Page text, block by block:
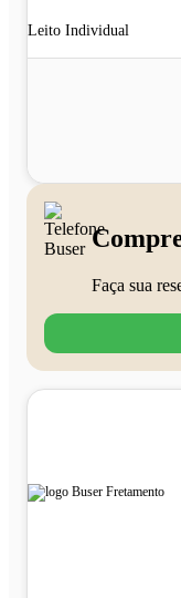
Leito Individual
Faça sua